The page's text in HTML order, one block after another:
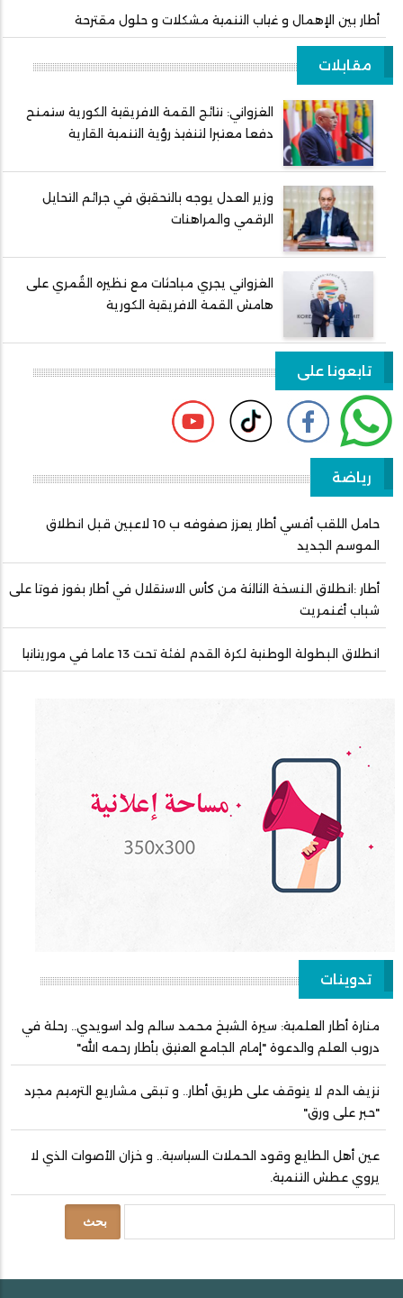
أطار بين الإهمال و غياب التنمية مشكلات و حلول مقترحة
مقابلات
الغزواني: نتائج القمة الافريقية الكورية ستمنح
دفعا معتبرا لتنفيذ رؤية التنمية القارية
وزير العدل يوجه بالتحقيق في جرائم التحايل
الرقمي والمراهنات
الغزواني يجري مباحثات مع نظيره القُمري على
هامش القمة الافريقية الكورية
تابعونا على
رياضة
حامل اللقب أفسي أطار يعزز صفوفه ب 10 لاعبين قبل انطلاق
الموسم الجديد
أطار :انطلاق النسخة الثالثة من كأس الاستقلال في أطار بفوز فوتا على
شباب أغنمريت
انطلاق البطولة الوطنية لكرة القدم لفئة تحت 13 عاما في موريتانيا
تدوينات
منارة أطار العلمية: سيرة الشيخ محمد سالم ولد اسويدي.. رحلة في
دروب العلم والدعوة "إمام الجامع العتيق بأطار رحمه الله"
نزيف الدم لا يتوقف على طريق أطار.. و تبقى مشاريع الترميم مجرد
"حبر على ورق"
عين أهل الطايع وقود الحملات السياسية.. و خزان الأصوات الذي لا
يروي عطش التنمية.